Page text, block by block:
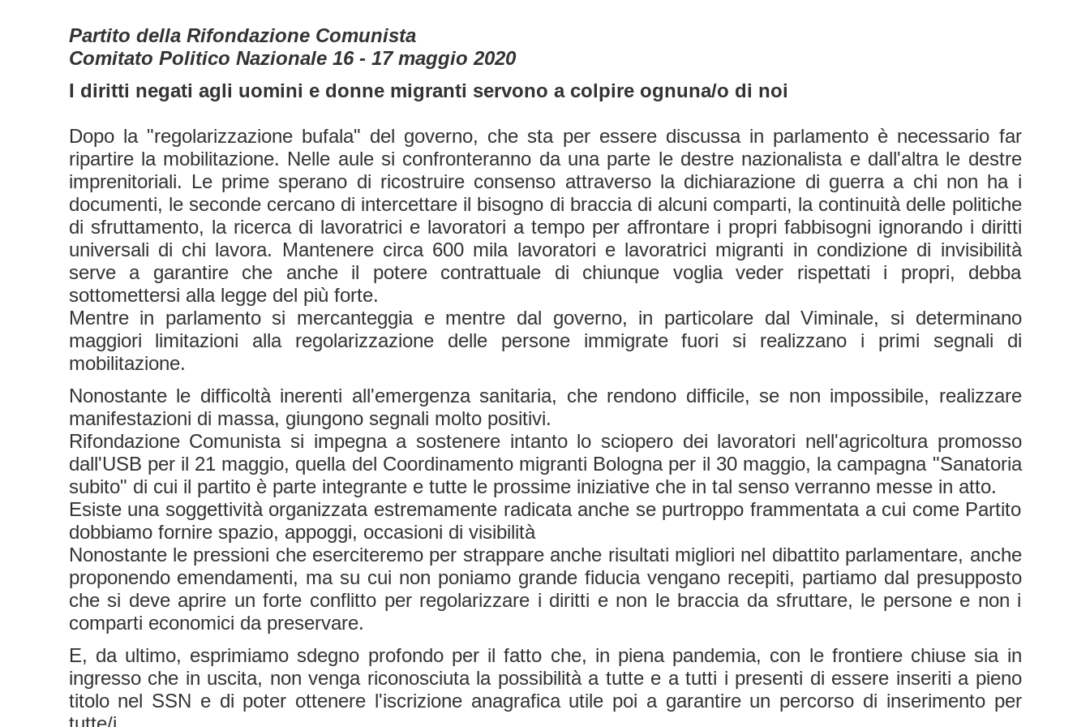
Partito della Rifondazione Comunista
Comitato Politico Nazionale 16 - 17 maggio 2020
I diritti negati agli uomini e donne migranti servono a colpire ognuna/o di noi
Dopo la "regolarizzazione bufala" del governo, che sta per essere discussa in parlamento è necessario far
ripartire la mobilitazione. Nelle aule si confronteranno da una parte le destre nazionalista e dall'altra le destre
imprenitoriali. Le prime sperano di ricostruire consenso attraverso la dichiarazione di guerra a chi non ha i
documenti, le seconde cercano di intercettare il bisogno di braccia di alcuni comparti, la continuità delle politiche
di sfruttamento, la ricerca di lavoratrici e lavoratori a tempo per affrontare i propri fabbisogni ignorando i diritti
universali di chi lavora. Mantenere circa 600 mila lavoratori e lavoratrici migranti in condizione di invisibilità
serve a garantire che anche il potere contrattuale di chiunque voglia veder rispettati i propri, debba
sottomettersi alla legge del più forte.
Mentre in parlamento si mercanteggia e mentre dal governo, in particolare dal Viminale, si determinano
maggiori limitazioni alla regolarizzazione delle persone immigrate fuori si realizzano i primi segnali di
mobilitazione.
Nonostante le difficoltà inerenti all'emergenza sanitaria, che rendono difficile, se non impossibile, realizzare
manifestazioni di massa, giungono segnali molto positivi.
Rifondazione Comunista si impegna a sostenere intanto lo sciopero dei lavoratori nell'agricoltura promosso
dall'USB per il 21 maggio, quella del Coordinamento migranti Bologna per il 30 maggio, la campagna "Sanatoria
subito" di cui il partito è parte integrante e tutte le prossime iniziative che in tal senso verranno messe in atto.
Esiste una soggettività organizzata estremamente radicata anche se purtroppo frammentata a cui come Partito
dobbiamo fornire spazio, appoggi, occasioni di visibilità
Nonostante le pressioni che eserciteremo per strappare anche risultati migliori nel dibattito parlamentare, anche
proponendo emendamenti, ma su cui non poniamo grande fiducia vengano recepiti, partiamo dal presupposto
che si deve aprire un forte conflitto per regolarizzare i diritti e non le braccia da sfruttare, le persone e non i
comparti economici da preservare.
E, da ultimo, esprimiamo sdegno profondo per il fatto che, in piena pandemia, con le frontiere chiuse sia in
ingresso che in uscita, non venga riconosciuta la possibilità a tutte e a tutti i presenti di essere inseriti a pieno
titolo nel SSN e di poter ottenere l'iscrizione anagrafica utile poi a garantire un percorso di inserimento per